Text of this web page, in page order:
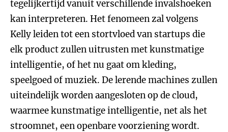
tegelijkertijd vanuit verschillende invalshoeken
kan interpreteren. Het fenomeen zal volgens
Kelly leiden tot een stortvloed van startups die
elk product zullen uitrusten met kunstmatige
intelligentie, of het nu gaat om kleding,
speelgoed of muziek. De lerende machines zullen
uiteindelijk worden aangesloten op de cloud,
waarmee kunstmatige intelligentie, net als het
stroomnet, een openbare voorziening wordt.